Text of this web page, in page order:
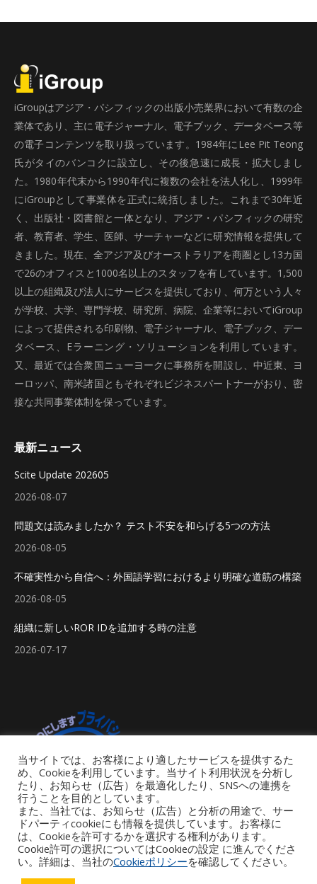
iGroupはアジア・パシフィックの出版小売業界において有数の企
業体であり、主に電子ジャーナル、電子ブック、データベース等
の電子コンテンツを取り扱っています。1984年にLee Pit Teong
氏がタイのバンコクに設立し、その後急速に成長・拡大しまし
た。1980年代末から1990年代に複数の会社を法人化し、1999年
にiGroupとして事業体を正式に統括しました。これまで30年近
く、出版社・図書館と一体となり、アジア・パシフィックの研究
者、教育者、学生、医師、サーチャーなどに研究情報を提供して
きました。現在、全アジア及びオーストラリアを商圏とし13カ国
で26のオフィスと1000名以上のスタッフを有しています。1,500
以上の組織及び法人にサービスを提供しており、何万という人々
が学校、大学、専門学校、研究所、病院、企業等においてiGroup
によって提供される印刷物、電子ジャーナル、電子ブック、デー
タベース、Eラーニング・ソリューションを利用しています。
又、最近では合衆国ニューヨークに事務所を開設し、中近東、ヨ
ーロッパ、南米諸国ともそれぞれビジネスパートナーがおり、密
接な共同事業体制を保っています。
最新ニュース
Scite Update 202605
2026-08-07
問題文は読みましたか？ テスト不安を和らげる5つの方法
2026-08-05
不確実性から自信へ：外国語学習におけるより明確な道筋の構築
2026-08-05
組織に新しいROR IDを追加する時の注意
2026-07-17
当サイトでは、お客様により適したサービスを提供するた
め、Cookieを利用しています。当サイト利用状況を分析し
たり、お知らせ（広告）を最適化したり、SNSへの連携を
行うことを目的としています。
また、当社では、お知らせ（広告）と分析の用途で、サー
ドパーティcookieにも情報を提供しています。お客様に
は、Cookieを許可するかを選択する権利があります。
Cookie許可の選択についてはCookieの設定 に進んでくださ
い。詳細は、当社のCookieポリシーを確認してください。